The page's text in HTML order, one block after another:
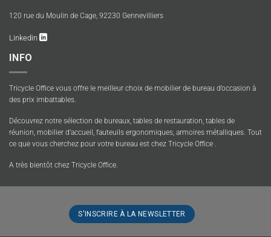
120 rue du Moulin de Cage, 92230 Gennevilliers
Linkedin
INFO
Tricycle Office vous offre le meilleur choix de mobilier de bureau d’occasion à
des prix imbattables.
Découvrez notre sélection de bureaux, tables de restauration, tables de
réunion, mobilier d’accueil, fauteuils ergonomiques, armoires métalliques. Tout
ce que vous cherchez pour votre bureau est chez Tricycle Office .
A très bientôt chez Tricycle Office.
S'INSCRIRE À LA NEWSLETTER